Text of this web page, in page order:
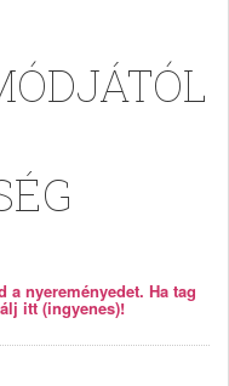
a nyereményedet. Ha tag
itt (ingyenes)!